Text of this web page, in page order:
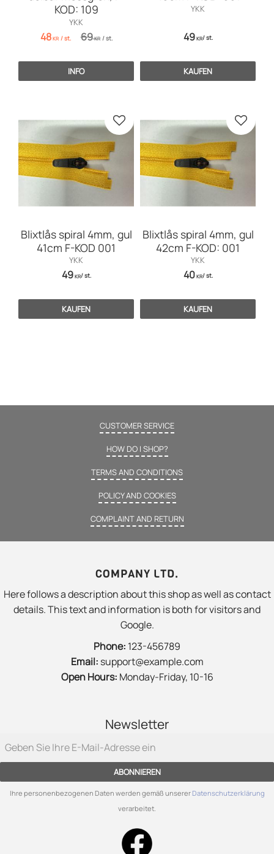
KOD: 109
YKK
48KR /st. 69KR /st.
INFO
YKK
49KR/st.
KAUFEN
Blixtlås spiral 4mm, gul
41cm F-KOD 001
YKK
49KR/st.
Zu Favoriten hinzufügen
KAUFEN
Blixtlås spiral 4mm, gul
42cm F-KOD: 001
YKK
40KR/st.
Zu
KAUFEN
CUSTOMER SERVICE
HOW DO I SHOP?
TERMS AND CONDITIONS
POLICY AND COOKIES
COMPLAINT AND RETURN
COMPANY LTD.
Here follows a description about this shop as well as contact
details. This text and information is both for visitors and
Google.
Phone: 123-456789
Email: support@example.com
Open Hours: Monday-Friday, 10-16
Newsletter
ABONNIEREN
Ihre personenbezogenen Daten werden gemäß unserer Datenschutzerklärung
verarbeitet.